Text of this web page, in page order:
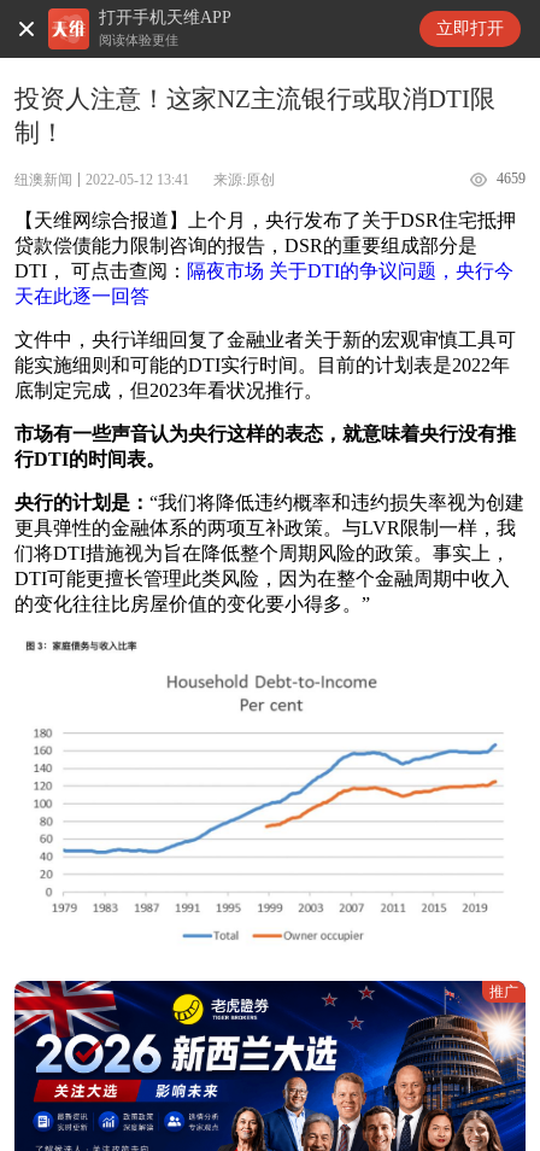
打开手机天维APP
阅读体验更佳
立即打开
天维新闻
投资人注意！这家NZ主流银行或取消DTI限
制！
纽澳新闻 2022-05-12 13:41 来源:原创 4659
【天维网综合报道】上个月，央行发布了关于DSR住宅抵押
贷款偿债能力限制咨询的报告，DSR的重要组成部分是
DTI， 可点击查阅： 隔夜市场 关于DTI的争议问题，央行今
天在此逐一回答
文件中，央行详细回复了金融业者关于新的宏观审慎工具可
能实施细则和可能的DTI实行时间。目前的计划表是2022年
底制定完成，但2023年看状况推行。
市场有一些声音认为央行这样的表态，就意味着央行没有推
行DTI的时间表。
央行的计划是： “我们将降低违约概率和违约损失率视为创建
更具弹性的金融体系的两项互补政策。与LVR限制一样，我
们将DTI措施视为旨在降低整个周期风险的政策。事实上，
DTI可能更擅长管理此类风险，因为在整个金融周期中收入
的变化往往比房屋价值的变化要小得多。”
推广